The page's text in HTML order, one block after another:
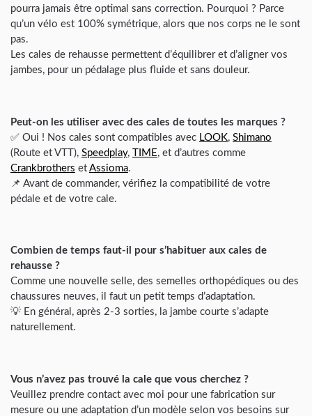
pourra jamais être optimal sans correction. Pourquoi ? Parce
qu’un vélo est 100% symétrique, alors que nos corps ne le sont
pas.
Les cales de rehausse permettent d’équilibrer et d’aligner vos
jambes, pour un pédalage plus fluide et sans douleur.
Peut-on les utiliser avec des cales de toutes les marques ?
✅ Oui ! Nos cales sont compatibles avec LOOK, Shimano
(Route et VTT), Speedplay, TIME, et d’autres comme
Crankbrothers et Assioma.
📌 Avant de commander, vérifiez la compatibilité de votre
pédale et de votre cale.
Combien de temps faut-il pour s’habituer aux cales de
rehausse ?
Comme une nouvelle selle, des semelles orthopédiques ou des
chaussures neuves, il faut un petit temps d’adaptation.
💡 En général, après 2-3 sorties, la jambe courte s’adapte
naturellement.
Vous n’avez pas trouvé la cale que vous cherchez ?
Veuillez prendre contact avec moi pour une fabrication sur
mesure ou une adaptation d’un modèle selon vos besoins sur